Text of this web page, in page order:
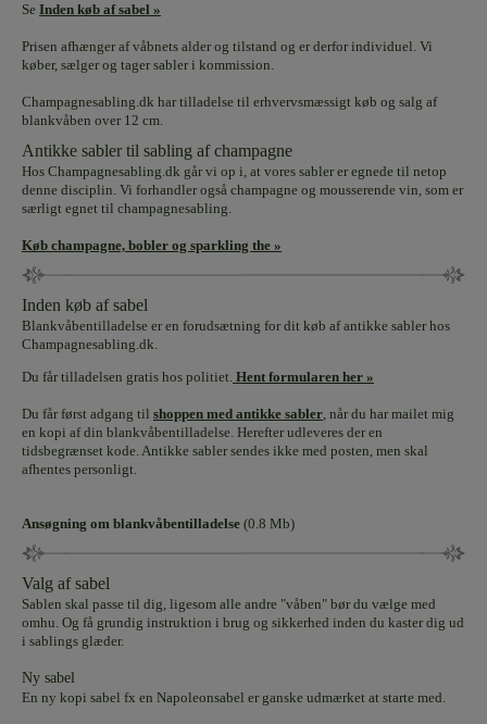
Se Inden køb af sabel »
Prisen afhænger af våbnets alder og tilstand og er derfor individuel. Vi
køber, sælger og tager sabler i kommission.
Champagnesabling.dk har tilladelse til erhvervsmæssigt køb og salg af
blankvåben over 12 cm.
Antikke sabler til sabling af champagne
Hos Champagnesabling.dk går vi op i, at vores sabler er egnede til netop
denne disciplin. Vi forhandler også champagne og mousserende vin, som er
særligt egnet til champagnesabling.
Køb champagne, bobler og sparkling the »
Inden køb af sabel
Blankvåbentilladelse er en forudsætning for dit køb af antikke sabler hos
Champagnesabling.dk.
Du får tilladelsen gratis hos politiet. Hent formularen her »
Du får først adgang til shoppen med antikke sabler, når du har mailet mig
en kopi af din blankvåbentilladelse. Herefter udleveres der en
tidsbegrænset kode. Antikke sabler sendes ikke med posten, men skal
afhentes personligt.
Ansøgning om blankvåbentilladelse (0.8 Mb)
Valg af sabel
Sablen skal passe til dig, ligesom alle andre "våben" bør du vælge med
omhu. Og få grundig instruktion i brug og sikkerhed inden du kaster dig ud
i sablings glæder.
Ny sabel
En ny kopi sabel fx en Napoleonsabel er ganske udmærket at starte med.